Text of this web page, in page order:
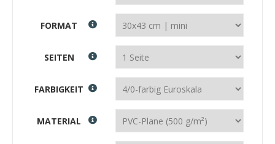
FORMAT
SEITEN
FARBIGKEIT
MATERIAL